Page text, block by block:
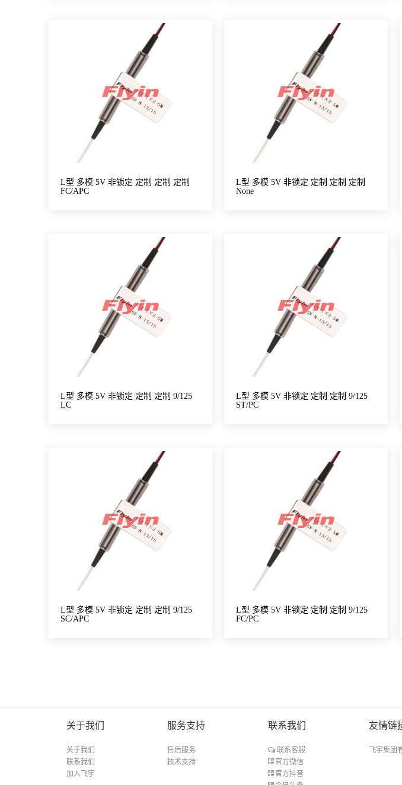
L型 多模 5V 非锁定 定制 定制 定制
FC/APC
L型 多模 5V 非锁定 定制 定制 定制
None
L型 多模 5V 非锁定 定制 定制 9/125
LC
L型 多模 5V 非锁定 定制 定制 9/125
ST/PC
L型 多模 5V 非锁定 定制 定制 9/125
SC/APC
L型 多模 5V 非锁定 定制 定制 9/125
FC/PC
关于我们
关于我们
联系我们
加入飞宇
服务支持
售后服务
技术支持
联系我们
联系客服
官方微信
官方抖音
友情链
飞宇集团